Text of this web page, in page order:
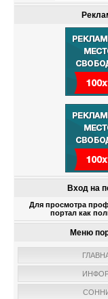
Вход на
Для просмотра
портал как
Меню